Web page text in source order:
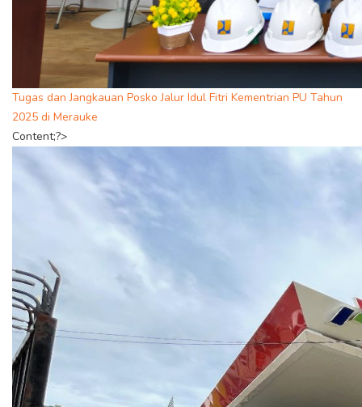
Tugas dan Jangkauan Posko Jalur Idul Fitri Kementrian PU Tahun
2025 di Merauke
Content;?>